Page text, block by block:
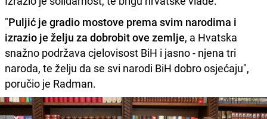
"Puljić je gradio mostove prema svim narodima i
izrazio je želju za dobrobit ove zemlje, a Hvatska
snažno podržava cjelovisost BiH i jasno - njena tri
naroda, te želju da se svi narodi BiH dobro osjećaju",
poručio je Radman.